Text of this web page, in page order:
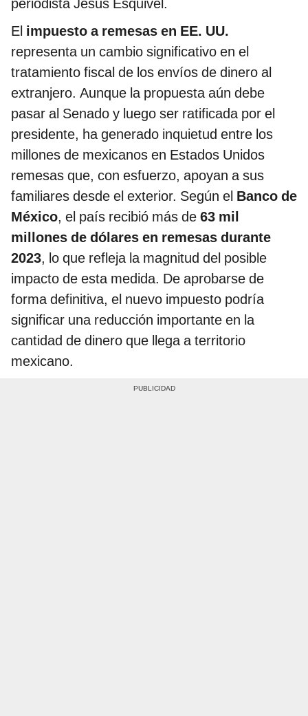
periodista Jesús Esquivel.
El impuesto a remesas en EE. UU.
representa un cambio significativo en el
tratamiento fiscal de los envíos de dinero al
extranjero. Aunque la propuesta aún debe
pasar al Senado y luego ser ratificada por el
presidente, ha generado inquietud entre los
millones de mexicanos en Estados Unidos
remesas que, con esfuerzo, apoyan a sus
familiares desde el exterior. Según el Banco de
México, el país recibió más de 63 mil
millones de dólares en remesas durante
2023, lo que refleja la magnitud del posible
impacto de esta medida. De aprobarse de
forma definitiva, el nuevo impuesto podría
significar una reducción importante en la
cantidad de dinero que llega a territorio
mexicano.